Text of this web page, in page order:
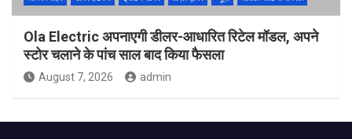
Ola Electric अपनाएगी डीलर-आधारित रिटेल मॉडल, अपने
स्टोर चलाने के पांच साल बाद किया फैसला
August 7, 2026 admin